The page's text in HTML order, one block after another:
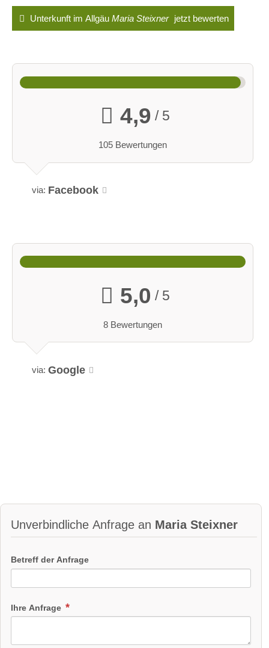
Unterkunft im Allgäu Maria Steixner jetzt bewerten
4,9 / 5
105 Bewertungen
via: Facebook
5,0 / 5
8 Bewertungen
via: Google
Unverbindliche Anfrage an Maria Steixner
Betreff der Anfrage
Ihre Anfrage